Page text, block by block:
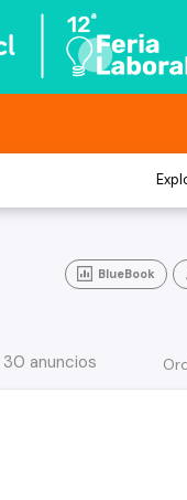
BlueBook
anuncios